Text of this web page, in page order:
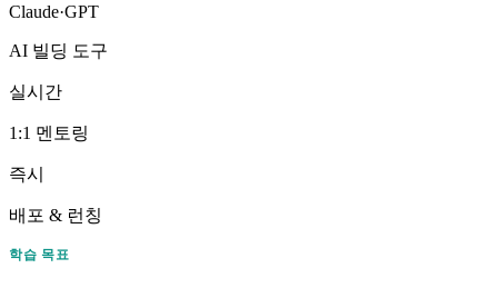
Claude·GPT
AI 빌딩 도구
실시간
1:1 멘토링
즉시
배포 & 런칭
학습 목표